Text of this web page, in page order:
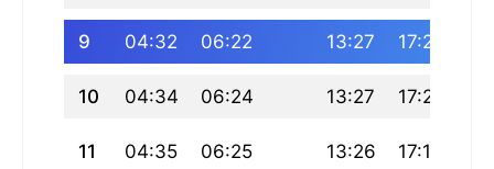
9 04:32 06:22 13:27 17:21
10 04:34 06:24 13:27 17:20
11 04:35 06:25 13:26 17:19